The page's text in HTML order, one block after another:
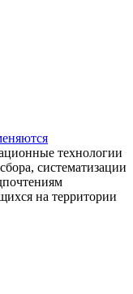
технологии
систематизации
на территории